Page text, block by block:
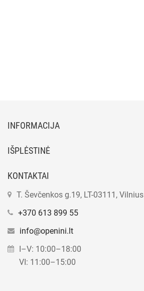
INFORMACIJA
IŠPLĖSTINĖ
KONTAKTAI
T. Ševčenkos g.19, LT-03111, Vilnius
+370 613 899 55
info@openini.lt
I–V: 10:00–18:00
VI: 11:00–15:00